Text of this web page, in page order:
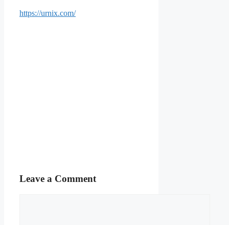
https://urnix.com/
Leave a Comment